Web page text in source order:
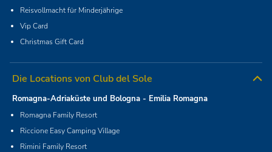
Reisvollmacht für Minderjährige
Vip Card
Christmas Gift Card
Die Locations von Club del Sole
Romagna-Adriaküste und Bologna - Emilia Romagna
Romagna Family Resort
Riccione Easy Camping Village
Rimini Family Resort